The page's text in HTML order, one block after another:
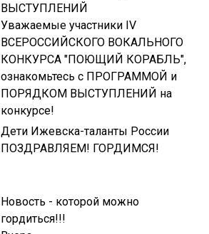
ВЫСТУПЛЕНИЙ
Уважаемые участники IV
ВСЕРОССИЙСКОГО ВОКАЛЬНОГО
КОНКУРСА "ПОЮЩИЙ КОРАБЛЬ",
ознакомьтесь с ПРОГРАММОЙ и
ПОРЯДКОМ ВЫСТУПЛЕНИЙ на
конкурсе!
Дети Ижевска-таланты России
ПОЗДРАВЛЯЕМ! ГОРДИМСЯ!
Новость - которой можно
гордиться!!!